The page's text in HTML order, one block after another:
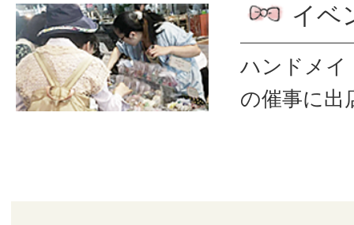
イベ
ハンドメイ
の催事に出